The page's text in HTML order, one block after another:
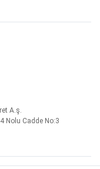
A.ş.
Nolu Cadde No:3